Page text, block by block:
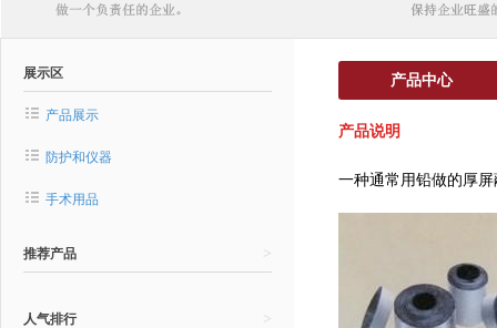
展示区
产品展示
防护和仪器
手术用品
>
推荐产品
>
人气排行
产品中心
产品说明
一种通常用铅做的厚